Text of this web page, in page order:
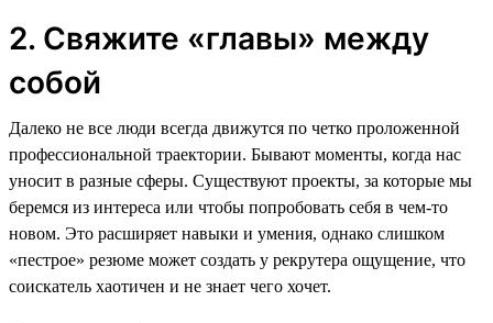
2. Свяжите «главы» между
собой
Далеко не все люди всегда движутся по четко проложенной
профессиональной траектории. Бывают моменты, когда нас
уносит в разные сферы. Существуют проекты, за которые мы
беремся из интереса или чтобы попробовать себя в чем-то
новом. Это расширяет навыки и умения, однако слишком
«пестрое» резюме может создать у рекрутера ощущение, что
соискатель хаотичен и не знает чего хочет.